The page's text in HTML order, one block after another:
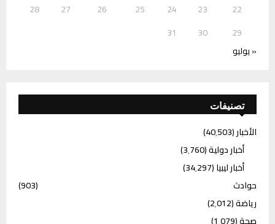
22
23
24
25
26
27
28
29
30
31
« يوليو
تصنيفات
الأخبار(40٬503)
أخبار دولية(3٬760)
أخبار ليبيا(34٬297)
حوادث
(903)
رياضة(2٬012)
صحة(1٬079)